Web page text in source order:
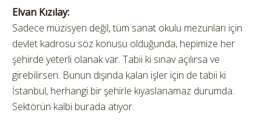
Elvan Kızılay:
Sadece müzisyen değil, tüm sanat okulu mezunları için
devlet kadrosu söz konusu olduğunda, hepimize her
şehirde yeterli olanak var. Tabii ki sınav açılırsa ve
girebilirsen. Bunun dışında kalan işler için de tabii ki
İstanbul, herhangi bir şehirle kıyaslanamaz durumda.
Sektörün kalbi burada atıyor.